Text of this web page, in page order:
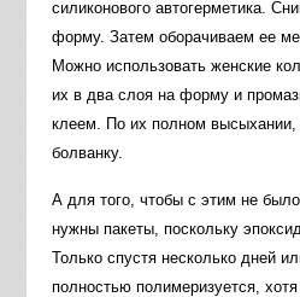
силиконового автогерметика.
форму. Затем оборачиваем ее
Можно использовать женские
их в два слоя на форму и
клеем. По их полном высыхании,
болванку.
А для того, чтобы с этим не
нужны пакеты, поскольку
Только спустя несколько дней
полностью полимеризуется,